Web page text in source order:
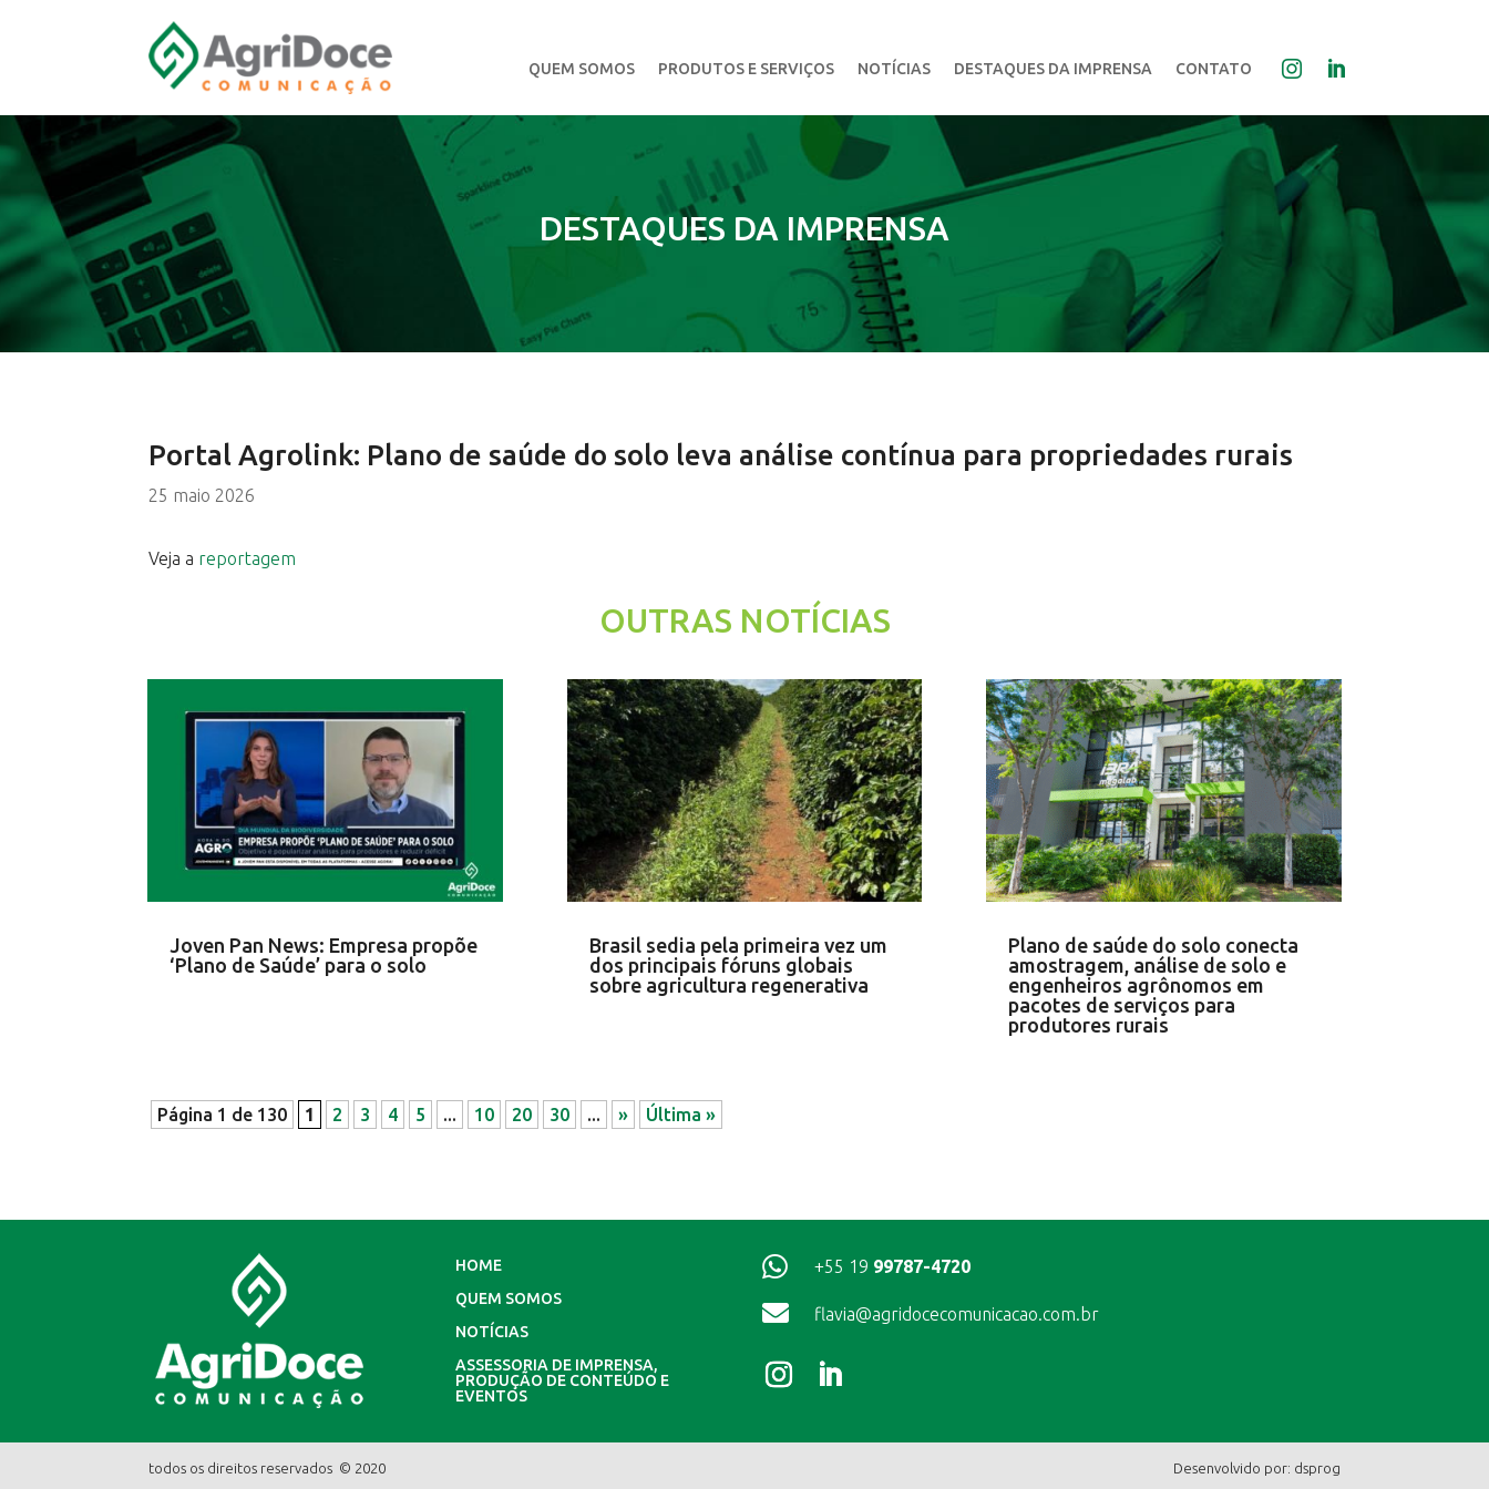
QUEM SOMOS PRODUTOS E SERVIÇOS NOTÍCIAS DESTAQUES DA IMPRENSA CONTATO
DESTAQUES DA IMPRENSA
Portal Agrolink: Plano de saúde do solo leva análise contínua para propriedades rurais
25 maio 2026
Veja a reportagem
OUTRAS NOTÍCIAS
Joven Pan News: Empresa propõe
‘Plano de Saúde’ para o solo
Brasil sedia pela primeira vez um
dos principais fóruns globais
sobre agricultura regenerativa
Plano de saúde do solo conecta
amostragem, análise de solo e
engenheiros agrônomos em
pacotes de serviços para
produtores rurais
Página 1 de 130 1 2 3 4 5 ... 10 20 30 ... » Última »
HOME
QUEM SOMOS
NOTÍCIAS
ASSESSORIA DE IMPRENSA,
PRODUÇÃO DE CONTEÚDO E
EVENTOS
 +55 19 99787-4720
 flavia@agridocecomunicacao.com.br
todos os direitos reservados © 2020 Desenvolvido por: dsprog